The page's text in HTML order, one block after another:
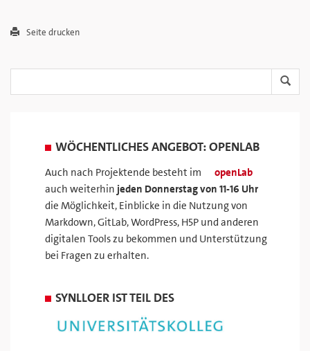
Seite drucken
WÖCHENTLICHES ANGEBOT: OPENLAB
Auch nach Projektende besteht im
openLab
auch weiterhin jeden Donnerstag von 11-16 Uhr
die Möglichkeit, Einblicke in die Nutzung von
Markdown, GitLab, WordPress, H5P und anderen
digitalen Tools zu bekommen und Unterstützung
bei Fragen zu erhalten.
SYNLLOER IST TEIL DES